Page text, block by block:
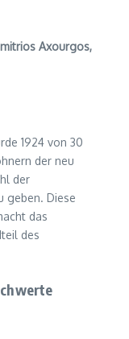
Axourgos,
1924 von 30
der neu
der
geben. Diese
das
des